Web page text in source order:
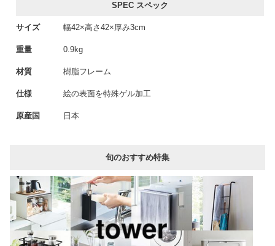
SPEC スペック
サイズ 幅42×高さ42×厚み3cm
重量 0.9kg
材質 樹脂フレーム
仕様 絵の表面を特殊ゲル加工
原産国 日本
旬のおすすめ特集